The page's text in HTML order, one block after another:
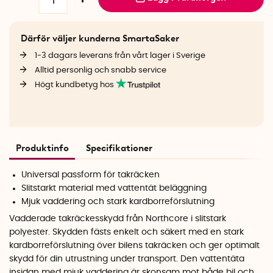
Därför väljer kunderna SmartaSaker
1-3 dagars leverans från vårt lager i Sverige
Alltid personlig och snabb service
Högt kundbetyg hos
Produktinfo Specifikationer
Universal passform för takräcken
Slitstarkt material med vattentät beläggning
Mjuk vaddering och stark kardborreförslutning
Vadderade takräckesskydd från Northcore i slitstark
polyester. Skydden fästs enkelt och säkert med en stark
kardborreförslutning över bilens takräcken och ger optimalt
skydd för din utrustning under transport. Den vattentäta